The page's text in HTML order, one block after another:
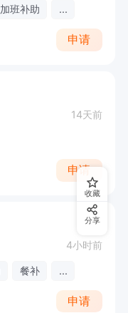
加班补助 ...
申请
14天前
申请
4小时前
餐补 ...
申请
收藏
分享